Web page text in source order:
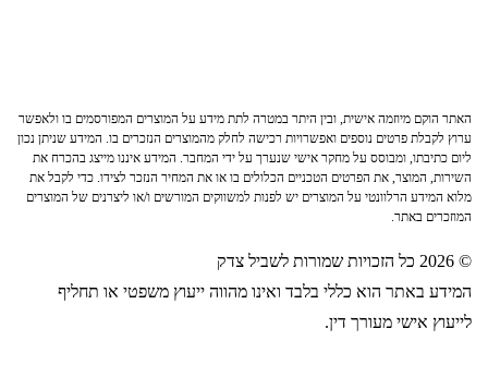
האתר הוקם מיוזמה אישית, ובין היתר במטרה לתת מידע על המוצרים המפורסמים בו ולאפשר
ערוץ לקבלת פרטים נוספים ואפשרויות רכישה לחלק מהמוצרים הנזכרים בו. המידע שניתן נכון
ליום כתיבתו, ומבוסס על מחקר אישי שנערך על ידי המחבר. המידע איננו מייצג בהכרח את
השירות, המוצר, את הפרטים הטכניים הכלולים בו או את המחיר הנזכר לצידו. כדי לקבל את
מלוא המידע הרלוונטי על המוצרים יש לפנות למשווקים המורשים ו/או ליצרנים של המוצרים
המוזכרים באתר.
© 2026 כל הזכויות שמורות לשביל צדק
המידע באתר הוא כללי בלבד ואינו מהווה ייעוץ משפטי או תחליף
לייעוץ אישי מעורך דין.